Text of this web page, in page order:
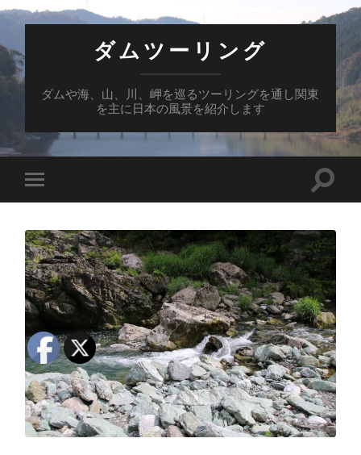
ダムツーリング
ダムや海、山、川、岬を巡るツーリングを通し関東
を主に日本の風景を紹介します
モ
バ
ル
メ
ニ
ュ
ー
を
切
替
え
る
検
ー
ル
ド
切
り
替
え
る